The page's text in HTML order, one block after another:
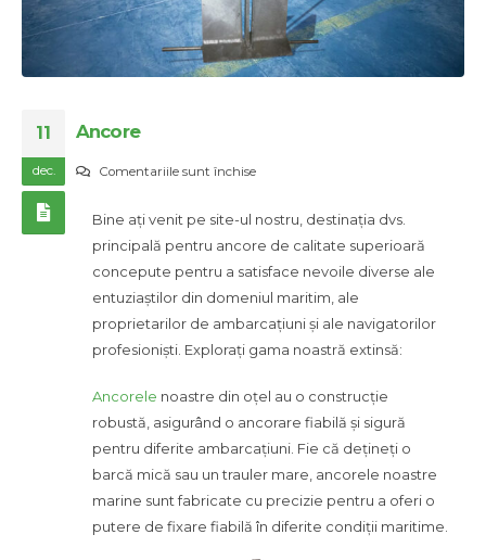
11
dec.
Ancore
Comentariile sunt închisepentru
Bine ați venit pe site-ul nostru, destinația dvs.
principală pentru ancore de calitate superioară
concepute pentru a satisface nevoile diverse ale
entuziaștilor din domeniul maritim, ale
proprietarilor de ambarcațiuni și ale navigatorilor
profesioniști. Explorați gama noastră extinsă:
Ancorele noastre din oțel au o construcție
robustă, asigurând o ancorare fiabilă și sigură
pentru diferite ambarcațiuni. Fie că dețineți o
barcă mică sau un trauler mare, ancorele noastre
marine sunt fabricate cu precizie pentru a oferi o
putere de fixare fiabilă în diferite condiții maritime.